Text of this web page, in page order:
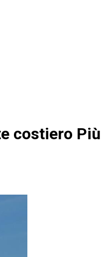
costiero Più